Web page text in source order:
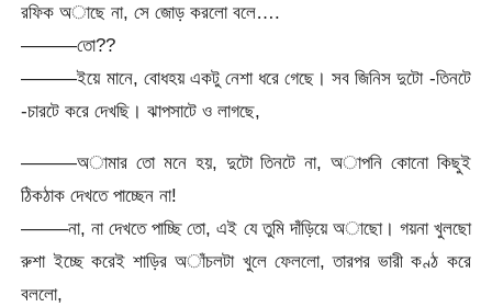
রফিক অাছে না, সে জোড় করলো বলে….
———তো??
———ইয়ে মানে, বোধহয় একটু নেশা ধরে গেছে। সব জিনিস দুটো -তিনটে
-চারটে করে দেখছি। ঝাপসাটে ও লাগছে,
———অামার তো মনে হয়, দুটো তিনটে না, অাপনি কোনো কিছুই
ঠিকঠাক দেখতে পাচ্ছেন না!
——–না, না দেখতে পাচ্ছি তো, এই যে তুমি দাঁড়িয়ে অাছো। গয়না খুলছো
রুশা ইচ্ছে করেই শাড়ির অাঁচলটা খুলে ফেললো, তারপর ভারী কণ্ঠ করে
বললো,